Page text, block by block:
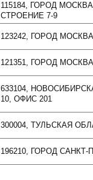
115184, ГОРОД
СТРОЕНИЕ 7-9
123242, ГОРОД
121351, ГОРОД
633104,
10, ОФИС 201
300004, ТУЛЬСКАЯ
196210, ГОРОД